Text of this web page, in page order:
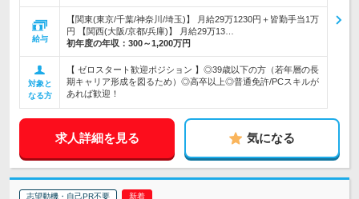
給与
【関東(東京/千葉/神奈川/埼玉)】 月給29万1230円＋皆勤手当1万
円 【関西(大阪/京都/兵庫)】 月給29万13…
初年度の年収： 300～1,200万円
対象と
なる方
【 ゼロスタート歓迎ポジション 】◎39歳以下の方（若年層の長
期キャリア形成を図るため）◎高卒以上◎普通免許/PCスキルが
あれば歓迎！
求人詳細を見る 気になる
志望動機・自己PR不要